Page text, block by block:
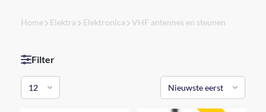
Home Elektra Elektronica VHF antennes en steunen
Filter